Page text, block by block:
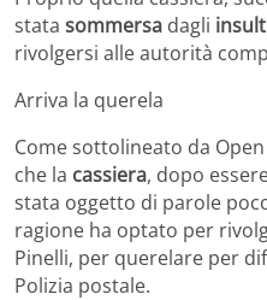
stata sommersa dagli
rivolgersi alle autorità
Arriva la querela
Come sottolineato da
che la cassiera, dopo
stata oggetto di parole
ragione ha optato per
Pinelli, per querelare per
Polizia postale.